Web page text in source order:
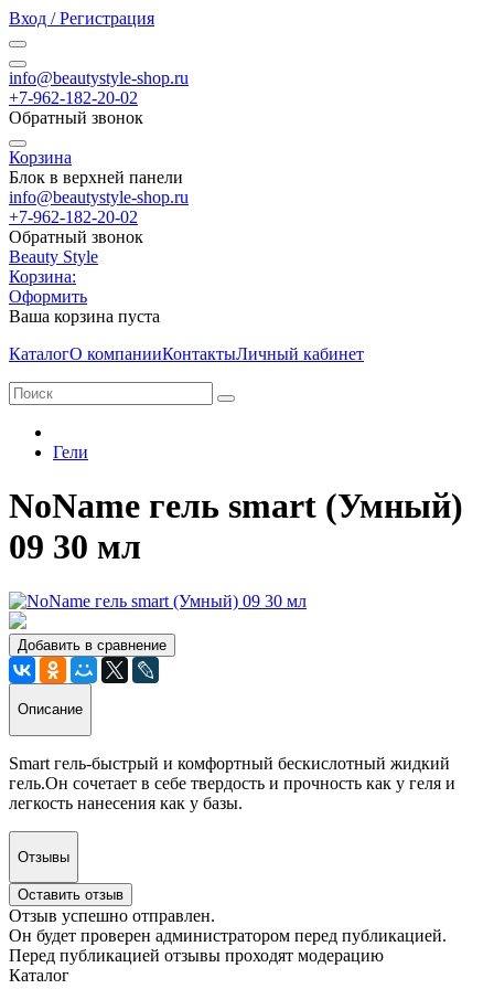
Вход / Регистрация
info@beautystyle-shop.ru
+7-962-182-20-02
Обратный звонок
Корзина
Блок в верхней панели
info@beautystyle-shop.ru
+7-962-182-20-02
Обратный звонок
Beauty Style
Корзина:
Оформить
Ваша корзина пуста
КаталогО компанииКонтактыЛичный кабинет
Гели
NoName гель smart (Умный)
09 30 мл
Добавить в сравнение
Описание
Smart гель-быстрый и комфортный бескислотный жидкий
гель.Он сочетает в себе твердость и прочность как у геля и
легкость нанесения как у базы.
Отзывы
Оставить отзыв
Отзыв успешно отправлен.
Он будет проверен администратором перед публикацией.
Перед публикацией отзывы проходят модерацию
Каталог